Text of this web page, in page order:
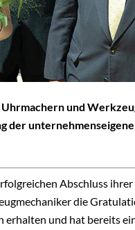
und
der
Abschluss
die
und hat bereits